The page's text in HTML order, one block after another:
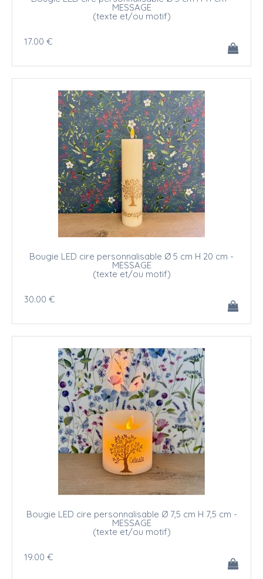
MESSAGE
(texte et/ou motif)
17.00 €
Bougie LED cire personnalisable Ø 5 cm H 20 cm -
MESSAGE
(texte et/ou motif)
30.00 €
Bougie LED cire personnalisable Ø 7,5 cm H 7,5 cm -
MESSAGE
(texte et/ou motif)
19.00 €